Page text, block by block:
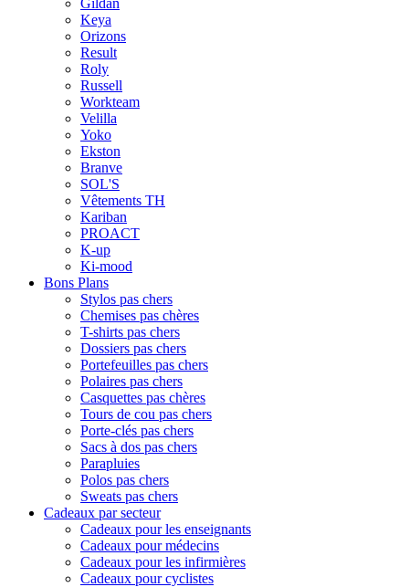
Keya
Orizons
Result
Roly
Russell
Workteam
Velilla
Yoko
Ekston
Branve
SOL'S
Vêtements TH
Kariban
PROACT
K-up
Ki-mood
Bons Plans
Stylos pas chers
Chemises pas chères
T-shirts pas chers
Dossiers pas chers
Portefeuilles pas chers
Polaires pas chers
Casquettes pas chères
Tours de cou pas chers
Porte-clés pas chers
Sacs à dos pas chers
Parapluies
Polos pas chers
Sweats pas chers
Cadeaux par secteur
Cadeaux pour les enseignants
Cadeaux pour médecins
Cadeaux pour les infirmières
Cadeaux pour cyclistes